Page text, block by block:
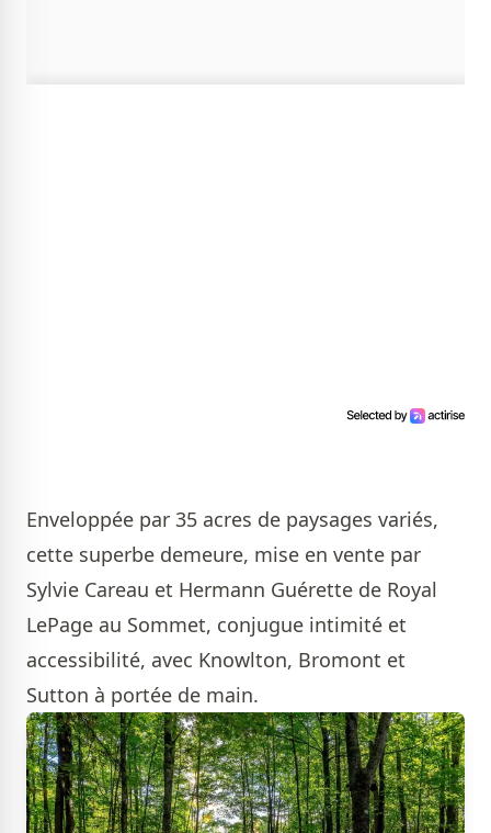
Enveloppée par 35 acres de paysages variés,
cette superbe demeure, mise en vente par
Sylvie Careau et Hermann Guérette de Royal
LePage au Sommet, conjugue intimité et
accessibilité, avec Knowlton, Bromont et
Sutton à portée de main.